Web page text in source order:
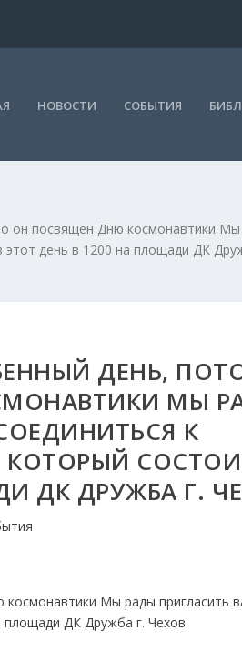
НОВОСТИ СОБЫТИЯ
он посвящен Дню космонавтики Мы
день в 1200 на площади ДК
ДЕНЬ,
МЫ
К
ДК ДРУЖБА Г.